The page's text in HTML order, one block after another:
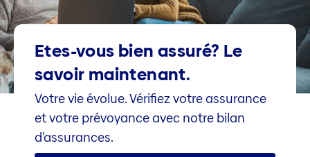
Etes-vous bien assuré? Le
savoir maintenant.
Votre vie évolue. Vérifiez votre assurance
et votre prévoyance avec notre bilan
d'assurances.